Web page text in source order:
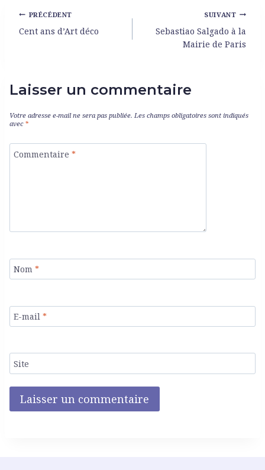
PRÉCÉDENT
Cent ans d’Art déco
SUIVANT
Sebastiao Salgado à la
Mairie de Paris
Laisser un commentaire
Votre adresse e-mail ne sera pas publiée. Les champs obligatoires sont indiqués
avec *
Commentaire *
Nom *
E-mail *
Site